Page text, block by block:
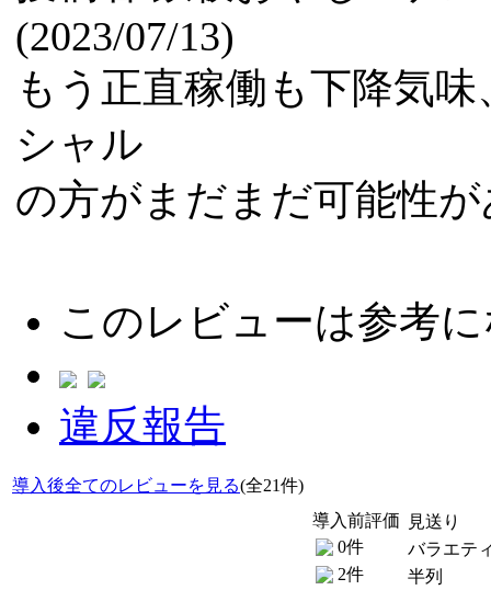
(2023/07/13)
もう正直稼働も下降気
シャル
の方がまだまだ可能性
このレビューは参考
違反報告
導入後全てのレビューを見る(全21件)
導入前評価
0件
2件
見送り
バラエテ
半列